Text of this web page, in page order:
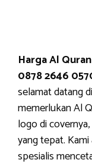
Harga Al
0878 2646
selamat datang
memerlukan Al
logo di
yang tepat.
spesialis